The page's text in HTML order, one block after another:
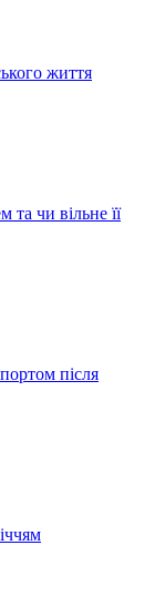
життя
чи вільне її
після